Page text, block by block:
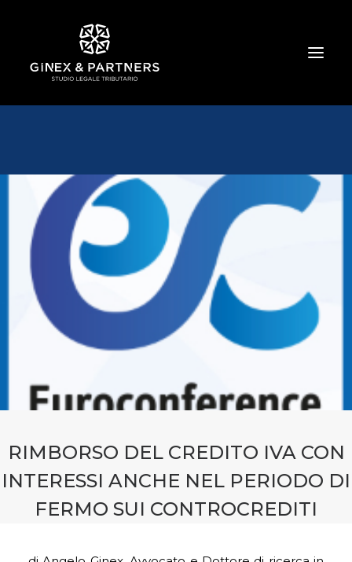
CHI SIAMO
TRIBUTARIO E PENALE TRIBUTARIO
GESTIONE E PROTEZIONE DEL PATRIMONIO
SOCIETARIO E CONTRATTUALISTICA
COMMERCIO INTERNAZIONALE
BANCARIO E FINANZIARIO
NEWS ED EVENTI
RIMBORSO DEL CREDITO IVA CON
INTERESSI ANCHE NEL PERIODO DI
FERMO SUI CONTROCREDITI